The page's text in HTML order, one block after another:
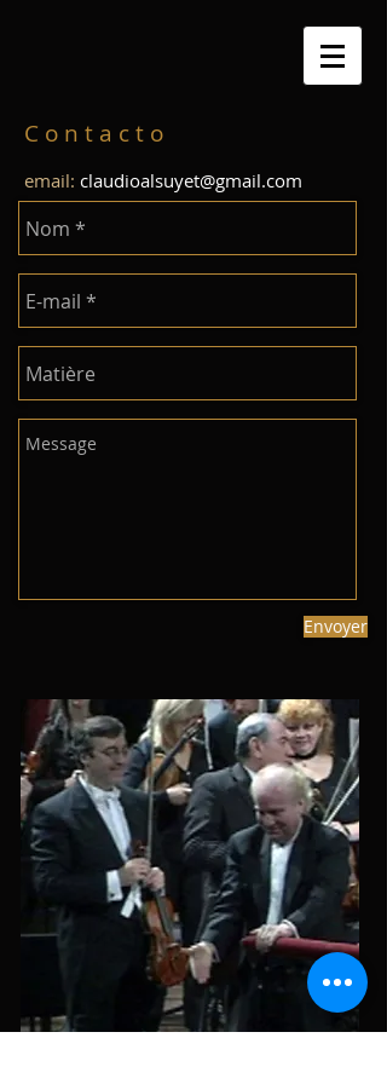
C o n t a c t o
email: claudioalsuyet@gmail.com
Envoyer